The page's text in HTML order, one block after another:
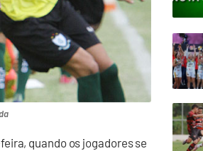
quando os jogadores se